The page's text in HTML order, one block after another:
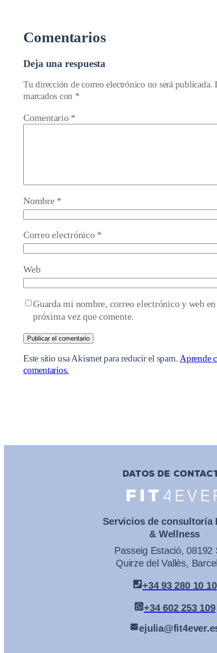
Comentarios
Deja una respuesta
Tu dirección de correo electrónico no será publicada.
marcados con *
Comentario *
Nombre *
Correo electrónico *
Web
Guarda mi nombre, correo electrónico y web
próxima vez que comente.
Este sitio usa Akismet para reducir el spam. Aprende
comentarios.
DATOS DE
Servicios de consultoría
& Wellness
Passeig Estació, 08192
Quirze del Vallès,
+34 93 280 10 10
+34 602 253 109